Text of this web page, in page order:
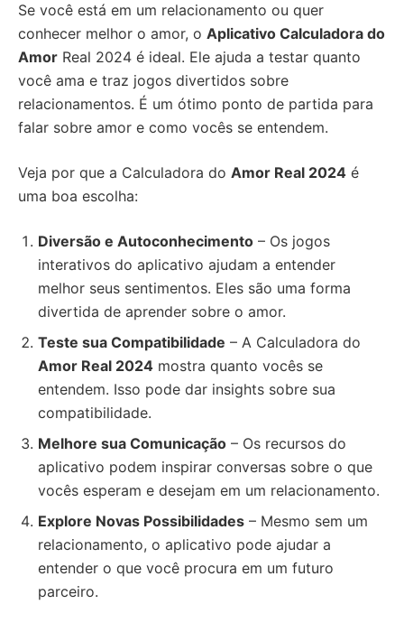
Se você está em um relacionamento ou quer
conhecer melhor o amor, o Aplicativo Calculadora do
Amor Real 2024 é ideal. Ele ajuda a testar quanto
você ama e traz jogos divertidos sobre
relacionamentos. É um ótimo ponto de partida para
falar sobre amor e como vocês se entendem.
Veja por que a Calculadora do Amor Real 2024 é
uma boa escolha:
Diversão e Autoconhecimento – Os jogos
interativos do aplicativo ajudam a entender
melhor seus sentimentos. Eles são uma forma
divertida de aprender sobre o amor.
Teste sua Compatibilidade – A Calculadora do
Amor Real 2024 mostra quanto vocês se
entendem. Isso pode dar insights sobre sua
compatibilidade.
Melhore sua Comunicação – Os recursos do
aplicativo podem inspirar conversas sobre o que
vocês esperam e desejam em um relacionamento.
Explore Novas Possibilidades – Mesmo sem um
relacionamento, o aplicativo pode ajudar a
entender o que você procura em um futuro
parceiro.